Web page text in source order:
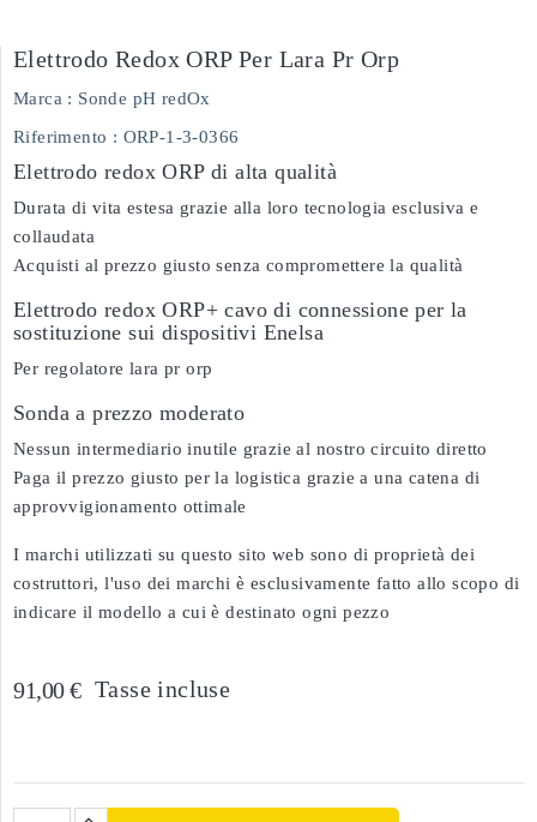
Elettrodo Redox ORP Per Lara Pr Orp
Marca : Sonde pH redOx
Riferimento : ORP-1-3-0366
Elettrodo redox ORP di alta qualità
Durata di vita estesa grazie alla loro tecnologia esclusiva e
collaudata
Acquisti al prezzo giusto senza compromettere la qualità
Elettrodo redox ORP+ cavo di connessione per la
sostituzione sui dispositivi Enelsa
Per regolatore lara pr orp
Sonda a prezzo moderato
Nessun intermediario inutile grazie al nostro circuito diretto
Paga il prezzo giusto per la logistica grazie a una catena di
approvvigionamento ottimale
I marchi utilizzati su questo sito web sono di proprietà dei
costruttori, l'uso dei marchi è esclusivamente fatto allo scopo di
indicare il modello a cui è destinato ogni pezzo
91,00 € Tasse incluse